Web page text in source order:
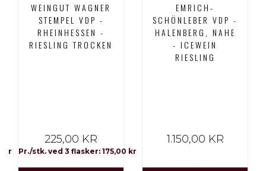
kr
WEINGUT WAGNER
STEMPEL VDP -
RHEINHESSEN -
RIESLING TROCKEN
225,00 KR
Pr./stk. ved 3 flasker: 175,00 kr
EMRICH-
SCHÖNLEBER VDP -
HALENBERG, NAHE
- ICEWEIN
RIESLING
1.150,00 KR